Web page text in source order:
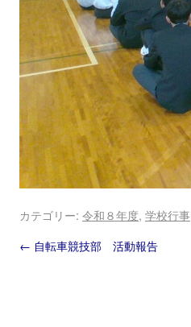
カテゴリー: 令和８年度, 学校行事
← 自転車競技部 活動報告